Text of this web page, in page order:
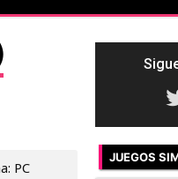
PC
JUEGOS